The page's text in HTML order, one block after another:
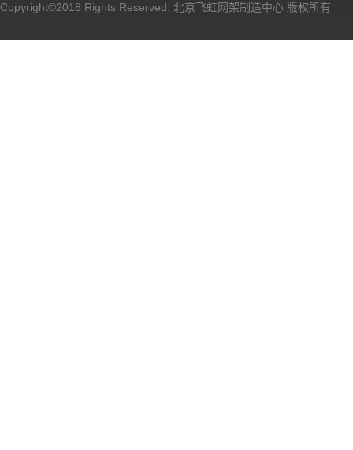
Copyright©2018 Rights Reserved. 北京飞虹网架制造中心 版权所有